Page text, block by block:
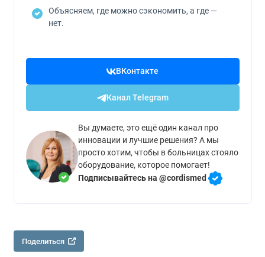
Объясняем, где можно сэкономить, а где —
нет.
ВКонтакте
Канал Telegram
Вы думаете, это ещё один канал про
инновации и лучшие решения? А мы
просто хотим, чтобы в больницах стояло
оборудование, которое помогает!
Подписывайтесь на @cordismed
Поделиться